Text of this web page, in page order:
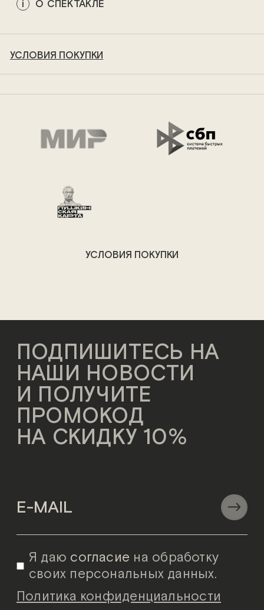
О СПЕКТАКЛЕ
УСЛОВИЯ ПОКУПКИ
УСЛОВИЯ ПОКУПКИ
ПОДПИШИТЕСЬ НА
НАШИ НОВОСТИ
И ПОЛУЧИТЕ
ПРОМОКОД
НА СКИДКУ 10%
Я даю согласие на обработку
своих персональных данных.
Политика конфиденциальности